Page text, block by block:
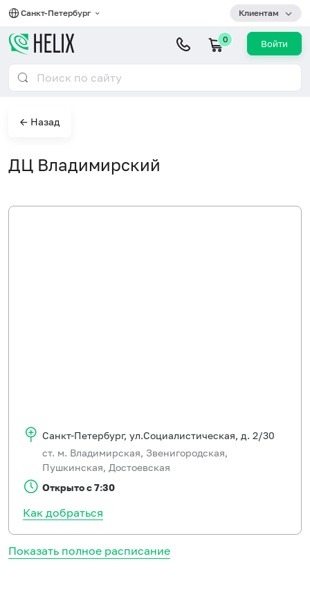
Санкт-Петербург Клиентам
0 Войти
← Назад
ДЦ Владимирский
Показать полное расписание
Санкт-Петербург, ул.Социалистическая, д. 2/30
ст. м. Владимирская, Звенигородская,
Пушкинская, Достоевская
Открыто с 7:30
Как добраться